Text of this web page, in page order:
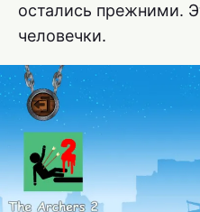
остались прежними.
человечки.